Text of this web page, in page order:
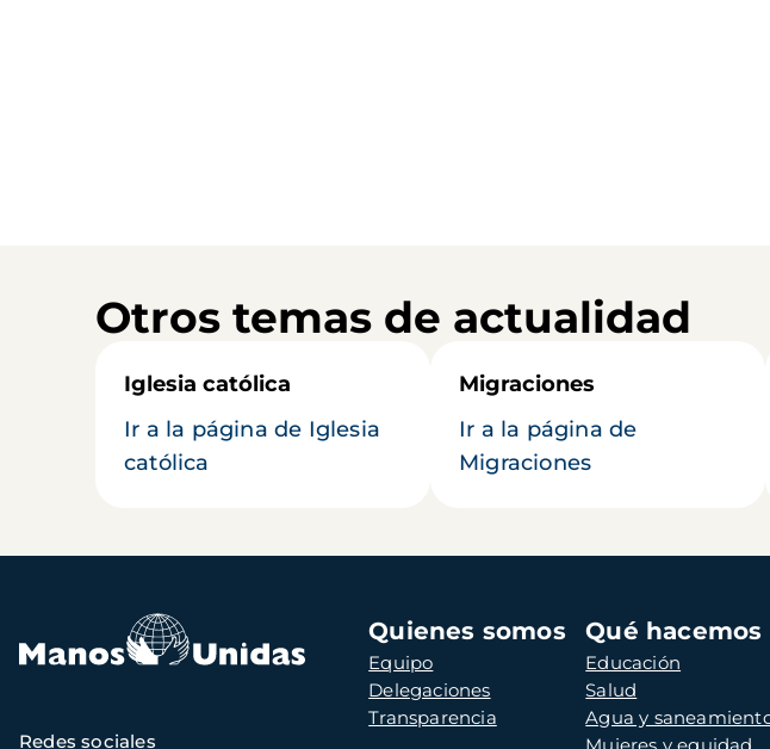
Otros temas de actualidad
Iglesia católica
Ir a la página de Iglesia
católica
Migraciones
Ir a la página de
Migraciones
Navegación
principal
Quienes somos
Equipo
Delegaciones
Transparencia
Qué hacemos
Educación
Salud
Agua y
Mujeres y equidad
Redes sociales